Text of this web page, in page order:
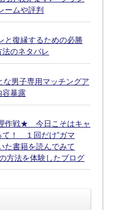
ームや評判
と復縁するための必勝
のネタバレ
な男子専用マッチングア
容暴露
作戦★ 今日こそはキャ
て！ １回だけ“ガマ
た書籍を読んでみて
方法を体験したブログ